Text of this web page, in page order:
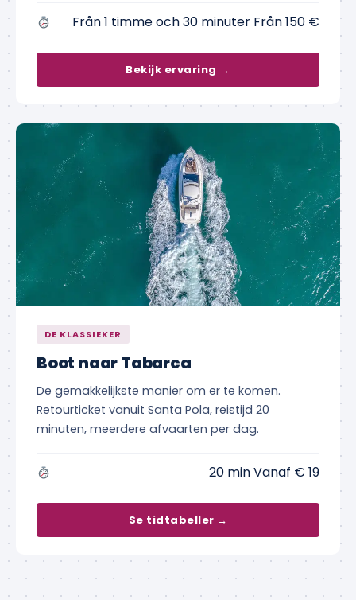
Från 1 timme och 30 minuter Från 150 €
Bekijk ervaring →
DE KLASSIEKER
Boot naar Tabarca
De gemakkelijkste manier om er te komen.
Retourticket vanuit Santa Pola, reistijd 20
minuten, meerdere afvaarten per dag.
20 min Vanaf € 19
Se tidtabeller →